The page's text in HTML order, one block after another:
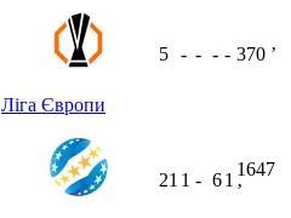
Ліга Європи
5 - - - - 370 ʼ
21 1 - 61
1647
ʼ